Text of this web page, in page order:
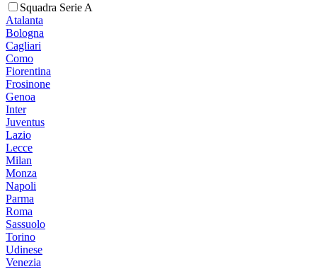
Squadra Serie A
Atalanta
Bologna
Cagliari
Como
Fiorentina
Frosinone
Genoa
Inter
Juventus
Lazio
Lecce
Milan
Monza
Napoli
Parma
Roma
Sassuolo
Torino
Udinese
Venezia